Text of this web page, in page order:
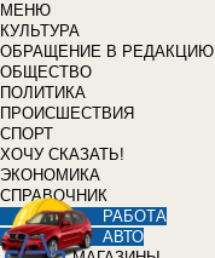
МЕНЮ
КУЛЬТУРА
ОБРАЩЕНИЕ В РЕДАКЦИЮ
ОБЩЕСТВО
ПОЛИТИКА
ПРОИСШЕСТВИЯ
СПОРТ
ХОЧУ СКАЗАТЬ!
ЭКОНОМИКА
СПРАВОЧНИК
РАБОТА
АВТО